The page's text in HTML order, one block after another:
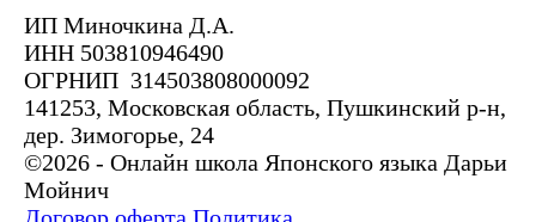
ИП Миночкина Д.А.
ИНН 503810946490
ОГРНИП 314503808000092
141253, Московская область, Пушкинский р-н,
дер. Зимогорье, 24
©2026 - Онлайн школа Японского языка Дарьи
Мойнич
Договор оферта Политика